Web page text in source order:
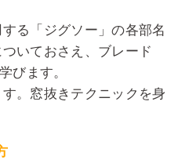
る「ジグソー」の各部名
いておさえ、ブレード
びます。
。窓抜きテクニックを身